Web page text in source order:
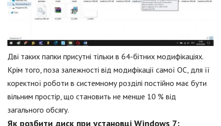
Дві таких папки присутні тільки в 64-бітних модифікаціях.
Крім того, поза залежності від модифікації самої ОС, для її
коректної роботи в системному розділі постійно має бути
вільним простір, що становить не менше 10 % від
загального обсягу.
Як розбити диск при установці Windows 7: